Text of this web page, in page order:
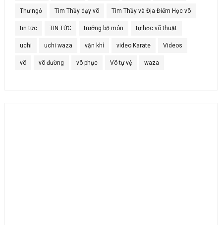
Thư ngỏ Tìm Thầy dạy võ Tìm Thầy và Địa Điểm Học võ
tin tức TIN TỨC trưởng bộ môn tự học võ thuật
uchi uchi waza vận khí video Karate Videos
võ võ đường võ phục Võ tự vệ waza